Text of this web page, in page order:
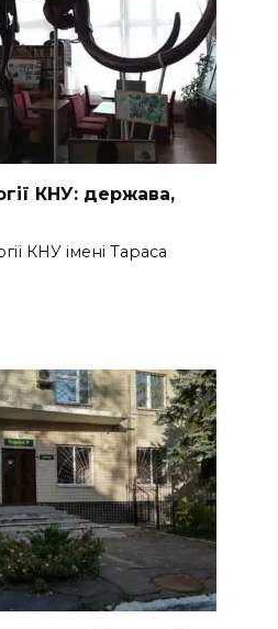
КНУ: держава,
КНУ імені Тараса